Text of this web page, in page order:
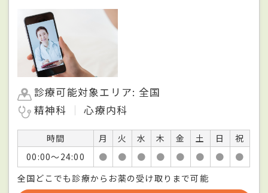
診療可能対象エリア: 全国
精神科
心療内科
時間 月 火 水 木 金 土 日
祝
00:00〜24:00
● ● ● ● ● ● ●
●
全国どこでも診療からお薬の受け取りまで可能